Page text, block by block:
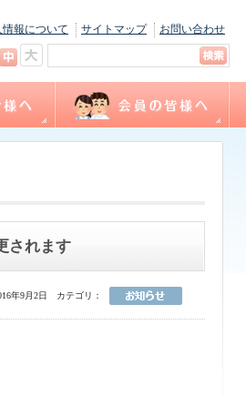
情報について サイトマップ お問い合わせ
されます
年9月2日 カテゴリ：